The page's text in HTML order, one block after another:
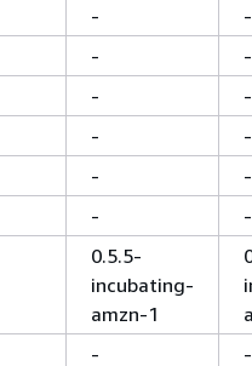
- -
- -
- -
- -
- -
- -
0.5.5-
incubating-
amzn-1
- -